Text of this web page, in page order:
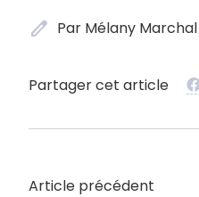
edit Par Mélany Marchal
Partager cet article
Article précédent